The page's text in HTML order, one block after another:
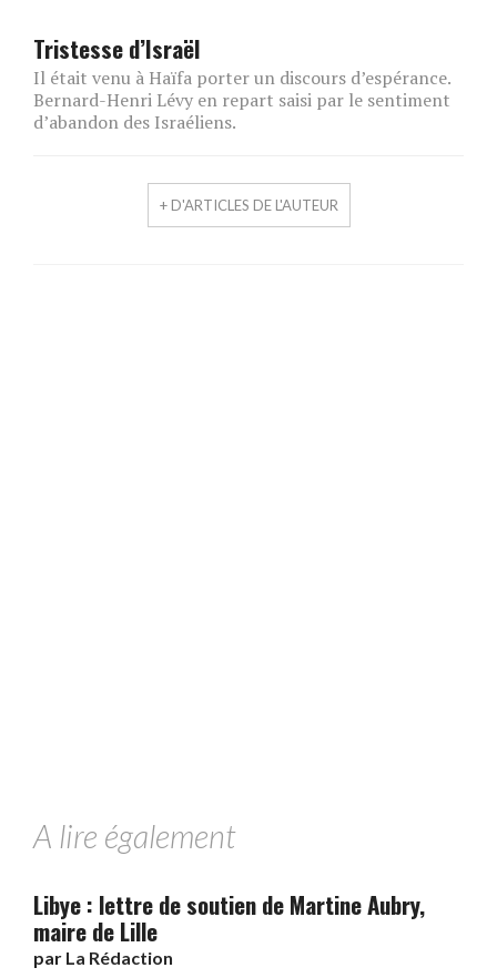
Tristesse d’Israël
Il était venu à Haïfa porter un discours d’espérance.
Bernard-Henri Lévy en repart saisi par le sentiment
d’abandon des Israéliens.
+ D'ARTICLES DE L'AUTEUR
A lire également
Libye : lettre de soutien de Martine Aubry,
maire de Lille
par La Rédaction